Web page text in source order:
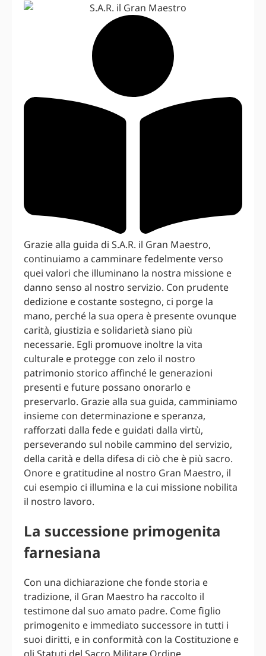
Grazie alla guida di S.A.R. il Gran Maestro,
continuiamo a camminare fedelmente verso
quei valori che illuminano la nostra missione e
danno senso al nostro servizio. Con prudente
dedizione e costante sostegno, ci porge la
mano, perché la sua opera è presente ovunque
carità, giustizia e solidarietà siano più
necessarie. Egli promuove inoltre la vita
culturale e protegge con zelo il nostro
patrimonio storico affinché le generazioni
presenti e future possano onorarlo e
preservarlo. Grazie alla sua guida, camminiamo
insieme con determinazione e speranza,
rafforzati dalla fede e guidati dalla virtù,
perseverando sul nobile cammino del servizio,
della carità e della difesa di ciò che è più sacro.
Onore e gratitudine al nostro Gran Maestro, il
cui esempio ci illumina e la cui missione nobilita
il nostro lavoro.
La successione primogenita
farnesiana
Con una dichiarazione che fonde storia e
tradizione, il Gran Maestro ha raccolto il
testimone dal suo amato padre. Come figlio
primogenito e immediato successore in tutti i
suoi diritti, e in conformità con la Costituzione e